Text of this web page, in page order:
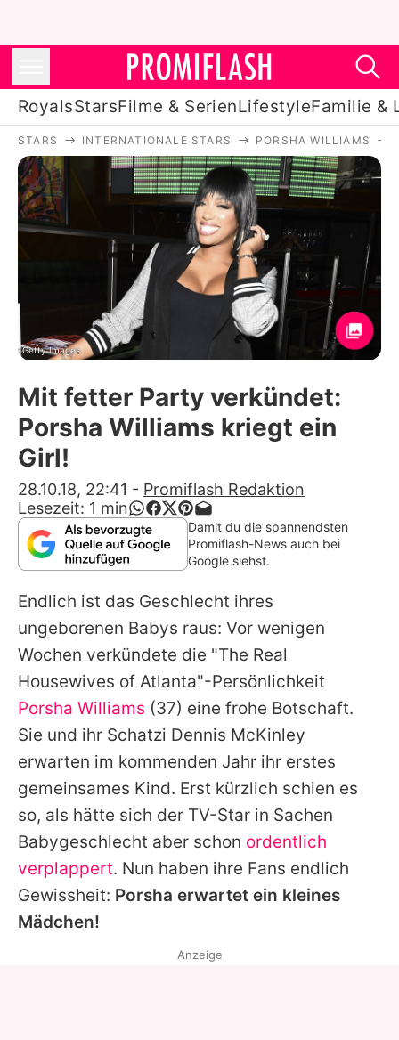
RoyalsStarsFilme & SerienLifestyleFamilie &
Royals
Stars
Filme & Serien
Lifestyle
Familie & Liebe
Promiflash Exklusiv
Alle Themen auf Promiflash
App runterladen
Team
Redaktionelle Richtlinien
Impressum
Datenschutzerklärung
Nutzungsbedingungen
Utiq verwalten
STARS INTERNATIONALE STARS PORSHA WILLIAMS
Getty Images
Mit fetter Party verkündet:
Porsha Williams kriegt ein
Girl!
28.10.18, 22:41 - Promiflash Redaktion
Lesezeit: 1 min
Damit du die spannendsten
Promiflash-News auch bei
Google siehst.
Endlich ist das Geschlecht ihres
ungeborenen Babys raus: Vor wenigen
Wochen verkündete die "The Real
Housewives of Atlanta"-Persönlichkeit
Porsha Williams (37) eine frohe Botschaft.
Sie und ihr Schatzi Dennis McKinley
erwarten im kommenden Jahr ihr erstes
gemeinsames Kind. Erst kürzlich schien es
so, als hätte sich der TV-Star in Sachen
Babygeschlecht aber schon ordentlich
verplappert. Nun haben ihre Fans endlich
Gewissheit: Porsha erwartet ein kleines
Mädchen!
Anzeige